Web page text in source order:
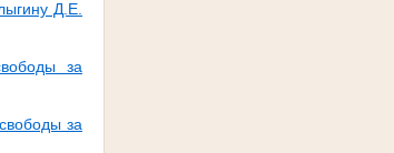
Д.Е.
за
за